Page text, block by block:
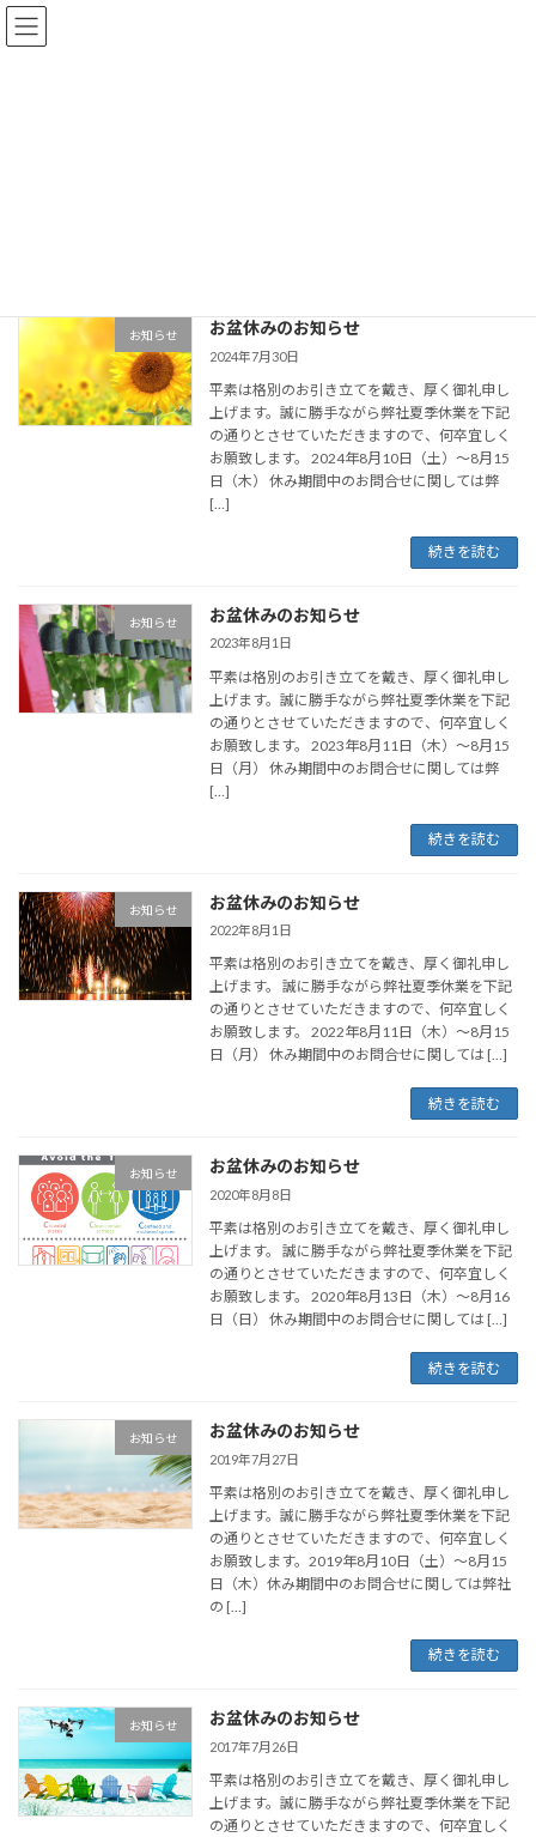
コ
ン
ナ
ビ
お知らせ お盆休みのお知らせ
2024年7月30日
平素は格別のお引き立てを戴き、厚く御礼申し
上げます。誠に勝手ながら弊社夏季休業を下記
の通りとさせていただきますので、何卒宜しく
お願致します。 2024年8月10日（土）～8月15
日（木） 休み期間中のお問合せに関しては弊
[…]
続きを読む
お知らせ お盆休みのお知らせ
2023年8月1日
平素は格別のお引き立てを戴き、厚く御礼申し
上げます。誠に勝手ながら弊社夏季休業を下記
の通りとさせていただきますので、何卒宜しく
お願致します。 2023年8月11日（木）～8月15
日（月） 休み期間中のお問合せに関しては弊
[…]
続きを読む
お知らせ お盆休みのお知らせ
2022年8月1日
平素は格別のお引き立てを戴き、厚く御礼申し
上げます。 誠に勝手ながら弊社夏季休業を下記
の通りとさせていただきますので、何卒宜しく
お願致します。 2022年8月11日（木）～8月15
日（月） 休み期間中のお問合せに関しては […]
続きを読む
お知らせ お盆休みのお知らせ
2020年8月8日
平素は格別のお引き立てを戴き、厚く御礼申し
上げます。 誠に勝手ながら弊社夏季休業を下記
の通りとさせていただきますので、何卒宜しく
お願致します。 2020年8月13日（木）～8月16
日（日） 休み期間中のお問合せに関しては […]
続きを読む
お知らせ お盆休みのお知らせ
2019年7月27日
平素は格別のお引き立てを戴き、厚く御礼申し
上げます。誠に勝手ながら弊社夏季休業を下記
の通りとさせていただきますので、何卒宜しく
お願致します。2019年8月10日（土）～8月15
日（木）休み期間中のお問合せに関しては弊社
の […]
続きを読む
お知らせ お盆休みのお知らせ
2017年7月26日
平素は格別のお引き立てを戴き、厚く御礼申し
上げます。誠に勝手ながら弊社夏季休業を下記
の通りとさせていただきますので、何卒宜しく